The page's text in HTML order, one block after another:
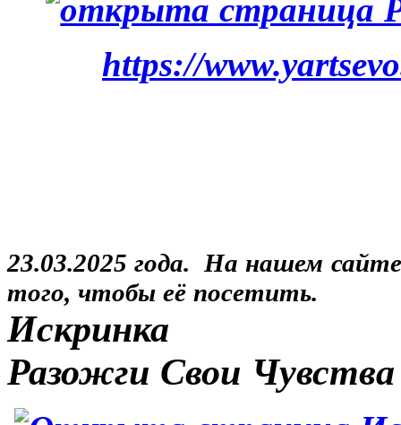
https://
23.03.2025 года. На нашем
того, чтобы её посетить.
Искринка
Разожги Свои Чувства